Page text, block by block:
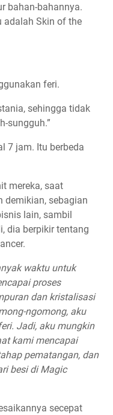
bahan-bahannya.
adalah Skin of the
feri.
sehingga tidak
sungguh.”
7 jam. Itu berbeda
mereka, saat
demikian, sebagian
lain, sambil
dia berpikir tentang
waktu untuk
proses
dan kristalisasi
ngomong, aku
Jadi, aku mungkin
kami mencapai
pematangan, dan
besi di Magic
secepat